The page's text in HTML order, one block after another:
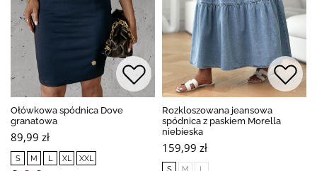
Ołówkowa spódnica Dove
granatowa
89,99 zł
S M L XL XXL
Rozkloszowana jeansowa
spódnica z paskiem Morella
niebieska
159,99 zł
S M L